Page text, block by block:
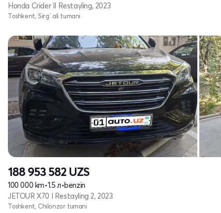
Honda Crider II Restayling, 2023
Toshkent, Sirg`ali tumani
188 953 582 UZS
100 000 km•1.5 л•benzin
JETOUR X70 I Restayling 2, 2023
Toshkent, Chilonzor tumani